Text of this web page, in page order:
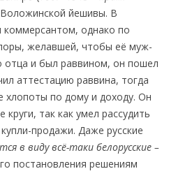
Воложинской йешивы. В
однако по
желавшей, чтобы её муж-
отца и был раввином, он пошел
аттестацию раввина, тогда
хлопоты по дому и доходу. Он
так как умел рассудить
продажи. Даже русские
в виду всё-таки белорусские –
постановления решениям